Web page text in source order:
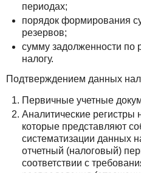
периодах;
порядок формирования
резервов;
сумму задолженности по
налогу.
Подтверждением данных
Первичные учетные
Аналитические регистры
которые представляют
систематизации данных
отчетный (налоговый)
соответствии с